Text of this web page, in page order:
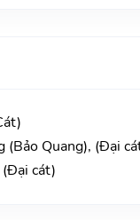
Quang), (Đại
cát)